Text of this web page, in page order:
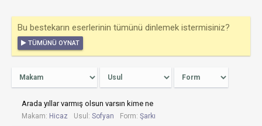
Bu bestekarın eserlerinin tümünü dinlemek istermisiniz?
TÜMÜNÜ OYNAT
Arada yıllar varmış olsun varsın kime ne
Makam: Hicaz Usul: Sofyan Form: Şarkı